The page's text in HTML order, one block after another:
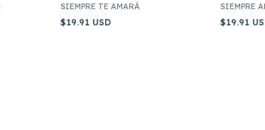
SIEMPRE TE AMARÁ
$19.91 USD
SIEMPRE
$19.91